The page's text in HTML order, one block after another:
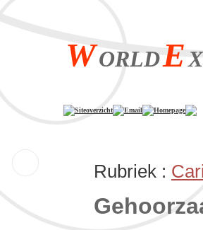
WORLDE
Siteoverzicht Email Homepage
Rubriek :